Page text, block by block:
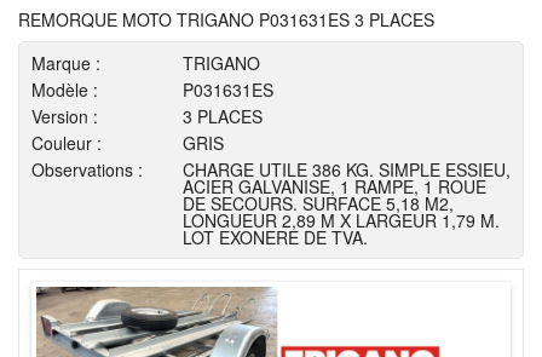
REMORQUE MOTO TRIGANO P031631ES 3 PLACES
Marque :
TRIGANO
Modèle :
P031631ES
Version :
3 PLACES
Couleur :
GRIS
Observations :
CHARGE UTILE 386 KG. SIMPLE ESSIEU,
ACIER GALVANISE, 1 RAMPE, 1 ROUE
DE SECOURS. SURFACE 5,18 M2,
LONGUEUR 2,89 M X LARGEUR 1,79 M.
LOT EXONERE DE TVA.